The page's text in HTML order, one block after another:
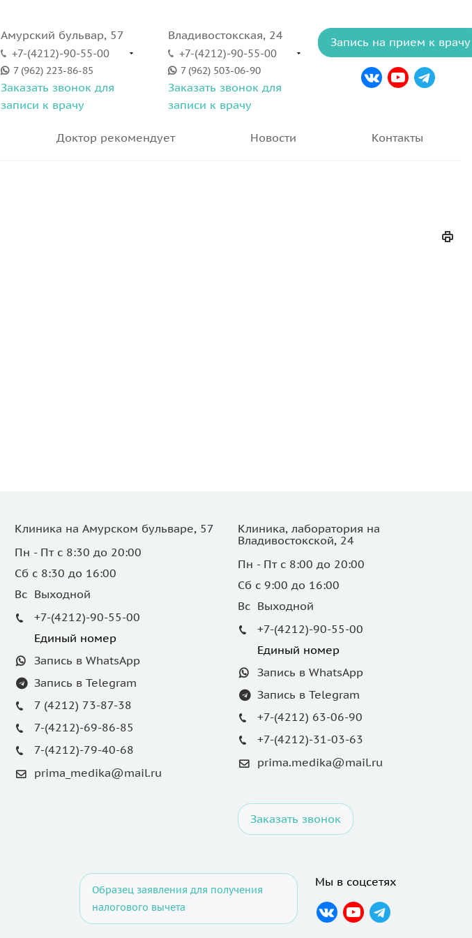
Запись на прием к врачу
Амурский бульвар, 57
+7-(4212)-90-55-00
7 (962) 223-86-85
Заказать звонок для
записи к врачу
Владивостокская, 24
+7-(4212)-90-55-00
7 (962) 503-06-90
Заказать звонок для
записи к врачу
Доктор рекомендует Новости Контакты
Клиника на Амурском бульваре, 57
Пн - Пт с 8:30 до 20:00
Сб с 8:30 до 16:00
Вс Выходной
+7-(4212)-90-55-00
Единый номер
Запись в WhatsApp
Запись в Telegram
7 (4212) 73-87-38
7-(4212)-69-86-85
7-(4212)-79-40-68
prima_medika@mail.ru
Клиника, лаборатория на
Владивостокской, 24
Пн - Пт с 8:00 до 20:00
Сб с 9:00 до 16:00
Вс Выходной
+7-(4212)-90-55-00
Единый номер
Запись в WhatsApp
Запись в Telegram
+7-(4212) 63-06-90
+7-(4212)-31-03-63
prima.medika@mail.ru
Заказать звонок
Образец заявления для получения
налогового вычета
Мы в соцсетях